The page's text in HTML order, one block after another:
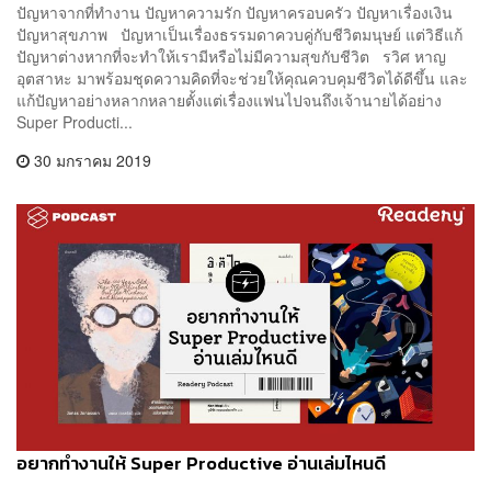
ปัญหาจากที่ทำงาน ปัญหาความรัก ปัญหาครอบครัว ปัญหาเรื่องเงิน
ปัญหาสุขภาพ ปัญหาเป็นเรื่องธรรมดาควบคู่กับชีวิตมนุษย์ แต่วิธีแก้
ปัญหาต่างหากที่จะทำให้เรามีหรือไม่มีความสุขกับชีวิต รวิศ หาญ
อุตสาหะ มาพร้อมชุดความคิดที่จะช่วยให้คุณควบคุมชีวิตได้ดีขึ้น และ
แก้ปัญหาอย่างหลากหลายตั้งแต่เรื่องแฟนไปจนถึงเจ้านายได้อย่าง
Super Producti...
30 มกราคม 2019
อยากทำงานให้ Super Productive อ่านเล่มไหนดี